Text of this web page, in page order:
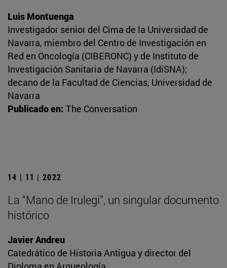
Luis Montuenga
Investigador senior del Cima de la Universidad de
Navarra, miembro del Centro de Investigación en
Red en Oncología (CIBERONC) y de Instituto de
Investigación Sanitaria de Navarra (IdiSNA);
decano de la Facultad de Ciencias, Universidad de
Navarra
Publicado en: The Conversation
14 | 11 | 2022
La “Mano de Irulegi”, un singular documento
histórico
Javier Andreu
Catedrático de Historia Antigua y director del